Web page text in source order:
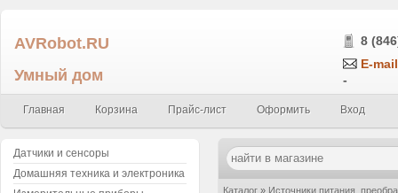
AVRobot.RU
Умный дом
8
E-
-
Главная Корзина Прайс-лист Оформить Вход
Каталог » Источники питания,
Датчики и сенсоры
Домашняя техника и электроника